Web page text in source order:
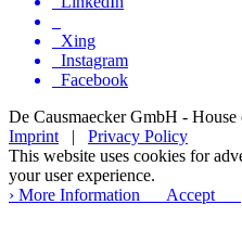
Xing
Instagram
Facebook
De Causmaecker GmbH -
Imprint | Privacy Policy
This website uses cookies for
your user experience.
› More Information Accept